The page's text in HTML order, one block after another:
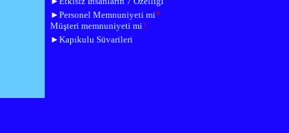
► Personel Memnuniyeti mi?
Müşteri memnuniyeti mi?
► Kapıkulu Süvarileri